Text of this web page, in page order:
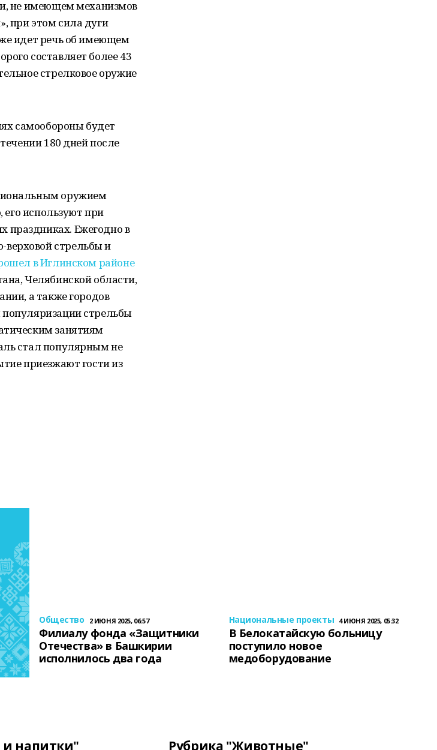
не имеющем механизмов
при этом сила дуги
идет речь об имеющем
составляет более 43
стрелковое оружие
самообороны будет
180 дней после
оружием
используют при
праздниках. Ежегодно в
стрельбы и
в Иглинском районе
Челябинской области,
а также городов
стрельбы
занятиям
стал популярным не
приезжают гости из
Общество 2 ИЮНЯ 2025, 06:57
Филиалу фонда «Защитники
Отечества» в Башкирии
исполнилось два года
Национальные проекты 4 ИЮНЯ 2025, 05:32
В Белокатайскую больницу
поступило новое
медоборудование
и напитки" Рубрика "Животные"